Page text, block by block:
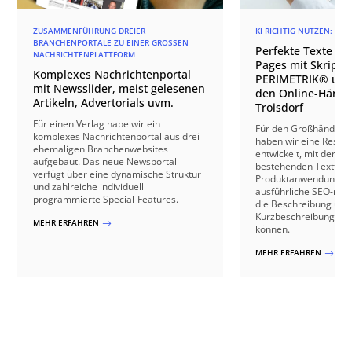
ZUSAMMENFÜHRUNG DREIER
BRANCHENPORTALE ZU EINER GROSSEN N
ACHRICHTENPLATTFORM
Komplexes Nachrichtenportal
mit Newsslider, meist gelesenen
Artikeln, Advertorials uvm.
Für einen Verlag habe wir ein
komplexes Nachrichtenportal aus drei
ehemaligen Branchenwebsites
aufgebaut. Das neue Newsportal
verfügt über eine dynamische Struktur
und zahlreiche individuell
programmierte Special-Features.
MEHR ERFAHREN $
KI RICHTIG NUTZEN:
Perfekte Texte
Pages mit
PERIMETRIK®
den Online-
Troisdorf
Für den Großhändler
haben wir eine
entwickelt, mit der
bestehenden
ausführliche SEO-
die Beschreibung
Kurzbeschreibung
können.
MEHR ERFAHREN $